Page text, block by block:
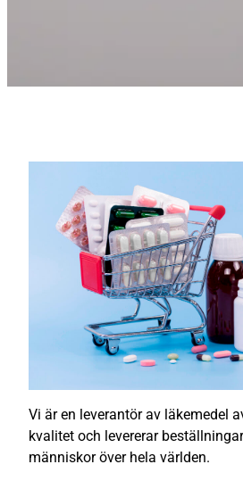
Vi är en leverantör av läkemedel
kvalitet och levererar
människor över hela världen.